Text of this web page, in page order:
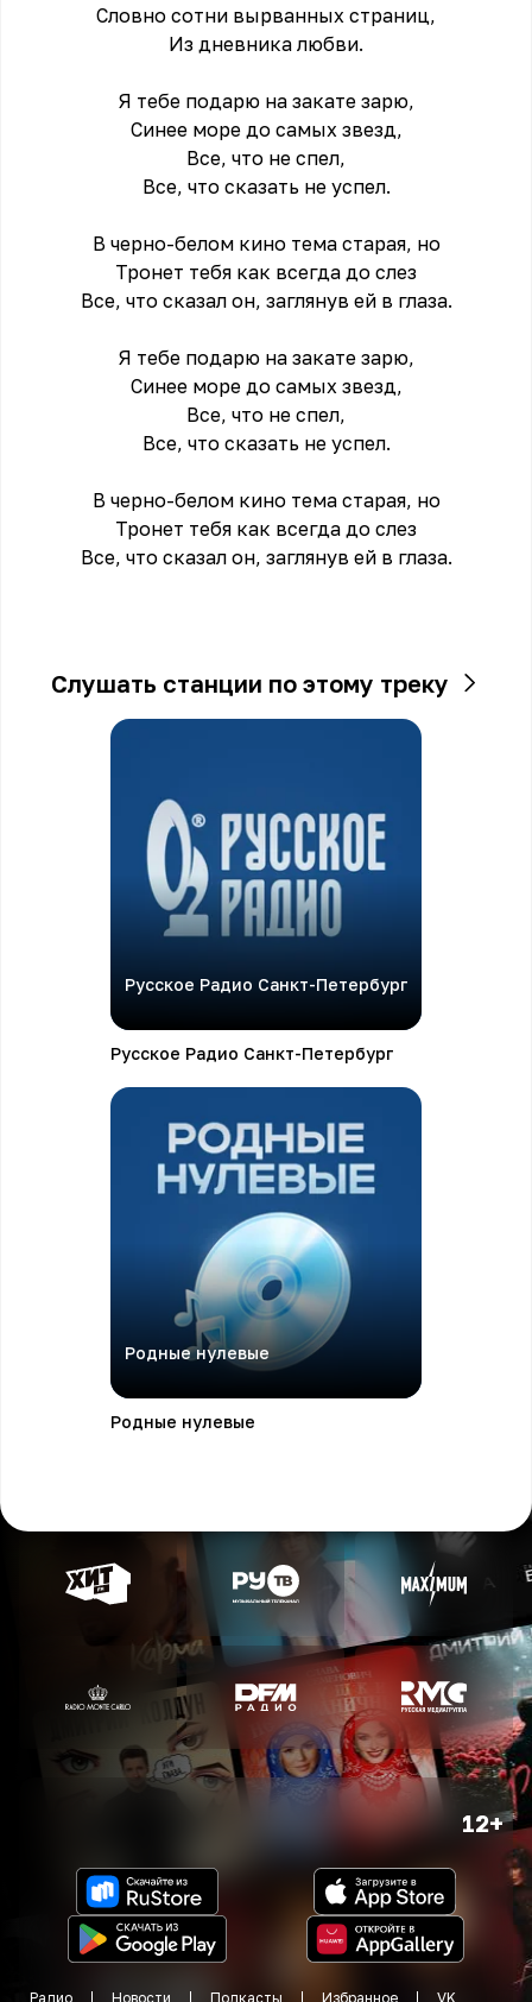
Словно сотни вырванных страниц,
Из дневника любви.
Я тебе подарю на закате зарю,
Синее море до самых звезд,
Все, что не спел,
Все, что сказать не успел.
В черно-белом кино тема старая, но
Тронет тебя как всегда до слез
Все, что сказал он, заглянув ей в глаза.
Я тебе подарю на закате зарю,
Синее море до самых звезд,
Все, что не спел,
Все, что сказать не успел.
В черно-белом кино тема старая, но
Тронет тебя как всегда до слез
Все, что сказал он, заглянув ей в глаза.
Слушать станции по этому треку
Русское Радио Санкт-Петербург
Русское Радио Санкт-Петербург
Родные нулевые
Родные нулевые
12+
Радио Новости Подкасты Избранное VK